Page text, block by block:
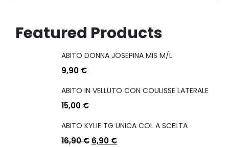
Featured Products
ABITO DONNA JOSEPINA MIS M/L
9,90 €
ABITO IN VELLUTO CON COULISSE LATERALE
15,00 €
ABITO KYLIE TG UNICA COL A SCELTA
16,90€ 6,90 €